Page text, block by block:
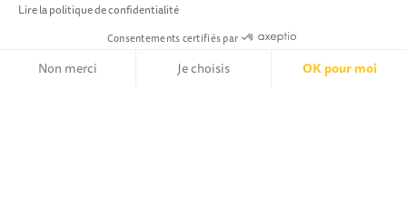
Lire la politique de confidentialité
Consentements certifiés par
Non merci Je choisis OK pour moi